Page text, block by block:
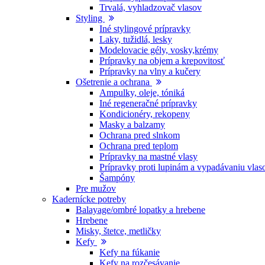
Trvalá, vyhladzovač vlasov
Styling
Iné stylingové prípravky
Laky, tužidlá, lesky
Modelovacie gély, vosky,krémy
Prípravky na objem a krepovitosť
Prípravky na vlny a kučery
Ošetrenie a ochrana
Ampulky, oleje, tóniká
Iné regeneračné prípravky
Kondicionéry, rekopeny
Masky a balzamy
Ochrana pred slnkom
Ochrana pred teplom
Prípravky na mastné vlasy
Prípravky proti lupinám a vypadávaniu
Šampóny
Pre mužov
Kadernícke potreby
Balayage/ombré lopatky a hrebene
Hrebene
Misky, štetce, metličky
Kefy
Kefy na fúkanie
Kefy na rozčesávanie